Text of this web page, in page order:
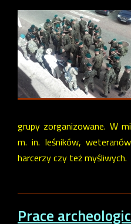
grupy zorganizowane. W
m. in. leśników,
harcerzy czy też myśliwych.
Prace